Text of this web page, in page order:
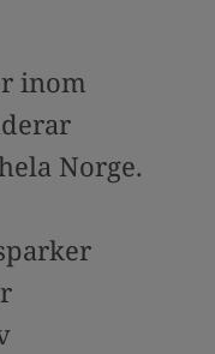
inom
Norge.